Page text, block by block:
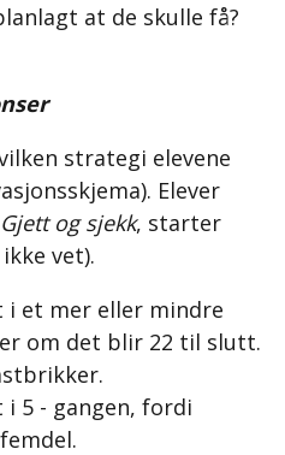
at de skulle få?
strategi elevene
Elever
Gjett og sjekk, starter
vet).
et mer eller mindre
om det blir 22 til slutt.
5 - gangen, fordi